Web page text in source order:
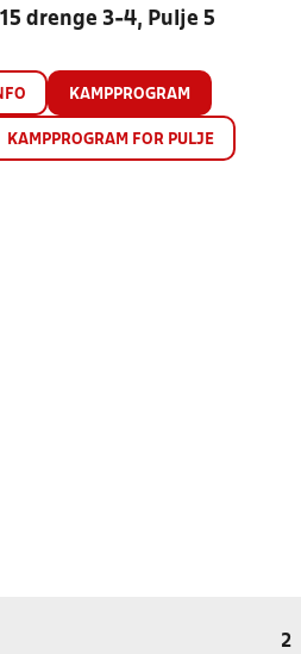
drenge 3-4, Pulje 5
KAMPPROGRAM
KAMPPROGRAM FOR PULJE
2